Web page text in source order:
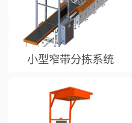
小型窄带分拣系统